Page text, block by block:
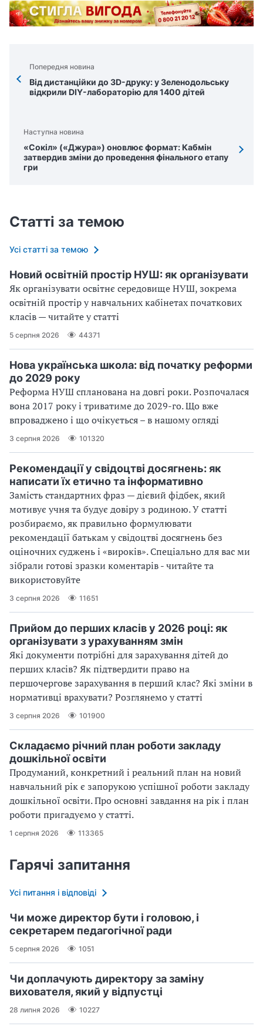
Попередня новина
Від дистанційки до 3D-друку: у Зеленодольську
відкрили DIY-лабораторію для 1400 дітей
Наступна новина
«Сокіл» («Джура») оновлює формат: Кабмін
затвердив зміни до проведення фінального етапу
гри
Статті за темою
Усі статті за темою
Новий освітній простір НУШ: як організувати
Як організувати освітнє середовище НУШ, зокрема
освітній простір у навчальних кабінетах початкових
класів — читайте у статті
5 серпня 2026 44371
Нова українська школа: від початку реформи
до 2029 року
Реформа НУШ спланована на довгі роки. Розпочалася
вона 2017 року і триватиме до 2029-го. Що вже
впроваджено і що очікується – в нашому огляді
3 серпня 2026 101320
Рекомендації у свідоцтві досягнень: як
написати їх етично та інформативно
Замість стандартних фраз — дієвий фідбек, який
мотивує учня та будує довіру з родиною. У статті
розбираємо, як правильно формулювати
рекомендації батькам у свідоцтві досягнень без
оціночних суджень і «вироків». Спеціально для вас ми
зібрали готові зразки коментарів - читайте та
використовуйте
3 серпня 2026 11651
Прийом до перших класів у 2026 році: як
організувати з урахуванням змін
Які документи потрібні для зарахування дітей до
перших класів? Як підтвердити право на
першочергове зарахування в перший клас? Які зміни в
нормативці врахувати? Розглянемо у статті
3 серпня 2026 101900
Складаємо річний план роботи закладу
дошкільної освіти
Продуманий, конкретний і реальний план на новий
навчальний рік є запорукою успішної роботи закладу
дошкільної освіти. Про основні завдання на рік і план
роботи пригадуємо у статті.
1 серпня 2026 113365
Гарячі запитання
Усі питання і відповіді
Чи може директор бути і головою, і
секретарем педагогічної ради
5 серпня 2026 1051
Чи доплачують директору за заміну
вихователя, який у відпустці
28 липня 2026 10227